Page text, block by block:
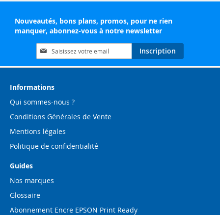
Nouveautés, bons plans, promos, pour ne rien
manquer, abonnez-vous à notre newsletter
Inscription
à
notre
d’information
Inscription
Informations
Qui sommes-nous ?
Conditions Générales de Vente
Mentions légales
Politique de confidentialité
Guides
Nos marques
Glossaire
Abonnement Encre EPSON Print Ready